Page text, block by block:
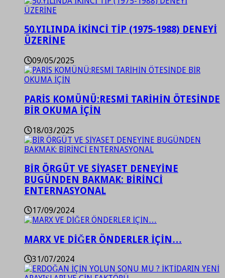
50.YILINDA İKİNCİ TİP (1975-1988) DENEYİ
ÜZERİNE
09/05/2025
PARİS KOMÜNÜ:RESMİ TARİHİN ÖTESİNDE
BİR OKUMA İÇİN
18/03/2025
BİR ÖRGÜT VE SİYASET DENEYİNE
BUGÜNDEN BAKMAK: BİRİNCİ
ENTERNASYONAL
17/09/2024
MARX VE DİĞER ÖNDERLER İÇİN…
31/07/2024